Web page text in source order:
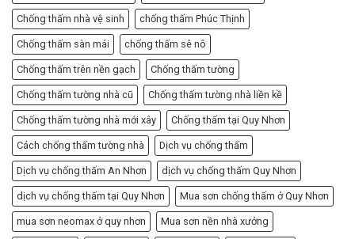
Chống thấm nhà vệ sinh chống thấm Phúc Thịnh
Chống thấm sàn mái chống thấm sê nô
Chống thấm trên nền gạch Chống thấm tường
Chống thấm tường nhà cũ Chống thấm tường nhà liền kề
Chống thấm tường nhà mới xây Chống thấm tại Quy Nhơn
Cách chống thấm tường nhà Dịch vụ chống thấm
Dịch vụ chống thấm An Nhơn dịch vụ chống thấm Quy Nhơn
dịch vụ chống thấm tại Quy Nhơn Mua sơn chống thấm ở Quy Nhơn
mua sơn neomax ở quy nhơn Mua sơn nền nhà xưởng